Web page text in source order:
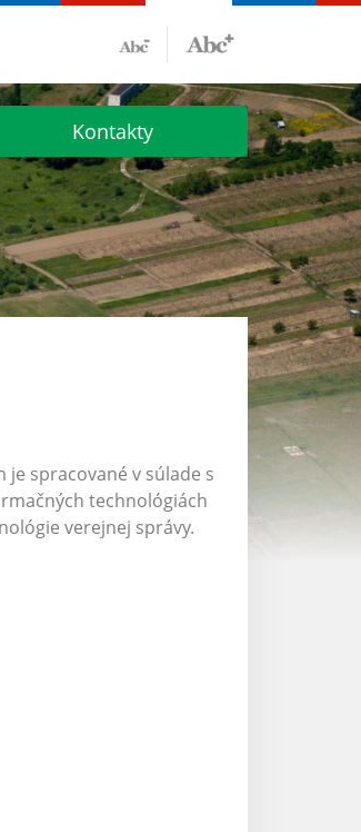
Kontakty
je spracované v súlade s
technológiách
verejnej správy.